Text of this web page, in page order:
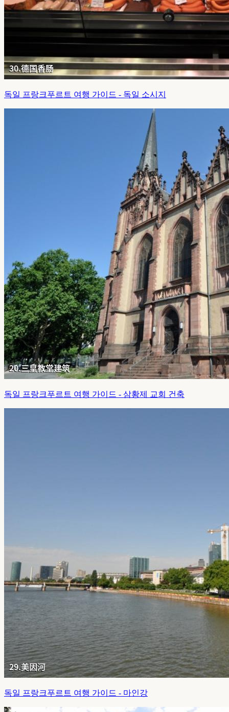
독일 프랑크푸르트 여행 가이드 - 독일 소시지
독일 프랑크푸르트 여행 가이드 - 삼황제 교회 건축
독일 프랑크푸르트 여행 가이드 - 마인강